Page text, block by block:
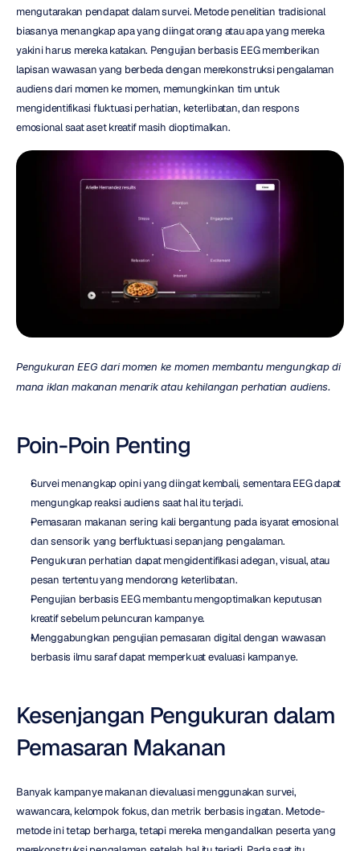
mengutarakan pendapat dalam survei. Metode penelitian tradisional
biasanya menangkap apa yang diingat orang atau apa yang mereka
yakini harus mereka katakan. Pengujian berbasis EEG memberikan
lapisan wawasan yang berbeda dengan merekonstruksi pengalaman
audiens dari momen ke momen, memungkinkan tim untuk
mengidentifikasi fluktuasi perhatian, keterlibatan, dan respons
emosional saat aset kreatif masih dioptimalkan.
Pengukuran EEG dari momen ke momen membantu mengungkap di
mana iklan makanan menarik atau kehilangan perhatian audiens.
Poin-Poin Penting
Survei menangkap opini yang diingat kembali, sementara EEG dapat
mengungkap reaksi audiens saat hal itu terjadi.
Pemasaran makanan sering kali bergantung pada isyarat emosional
dan sensorik yang berfluktuasi sepanjang pengalaman.
Pengukuran perhatian dapat mengidentifikasi adegan, visual, atau
pesan tertentu yang mendorong keterlibatan.
Pengujian berbasis EEG membantu mengoptimalkan keputusan
kreatif sebelum peluncuran kampanye.
Menggabungkan pengujian pemasaran digital dengan wawasan
berbasis ilmu saraf dapat memperkuat evaluasi kampanye.
Kesenjangan Pengukuran dalam
Pemasaran Makanan
Banyak kampanye makanan dievaluasi menggunakan survei,
wawancara, kelompok fokus, dan metrik berbasis ingatan. Metode-
metode ini tetap berharga, tetapi mereka mengandalkan peserta yang